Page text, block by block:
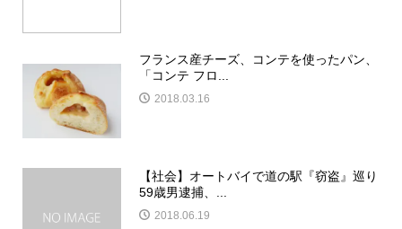
フランス産チーズ、コンテを使ったパン、
「コンテ フロ...
2018.03.16
【社会】オートバイで道の駅『窃盗』巡り
59歳男逮捕、...
2018.06.19